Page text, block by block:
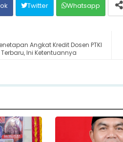
Twitter Whatsapp
Angkat Kredit Dosen PTKI
Terbaru, Ini Ketentuannya